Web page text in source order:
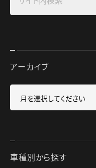
アーカイブ
車種別から探す